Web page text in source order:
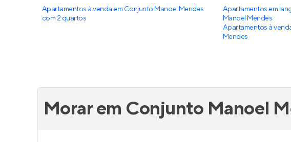
Apartamentos à venda em Conjunto Manoel Mendes
com 2 quartos
Apartamentos em
Manoel Mendes
Apartamentos à
Mendes
Morar em Conjunto Manoel